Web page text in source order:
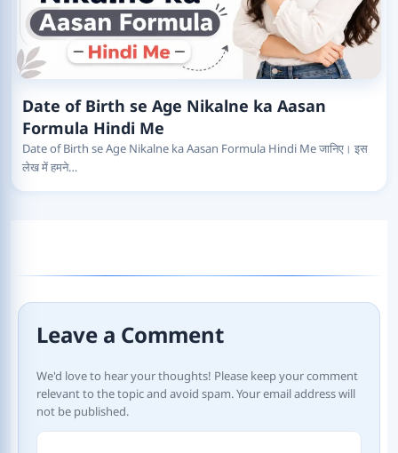
Date of Birth se Age Nikalne ka Aasan
Formula Hindi Me
Date of Birth se Age Nikalne ka Aasan Formula Hindi Me जानिए। इस
लेख में हमने…
Leave a Comment
We'd love to hear your thoughts! Please keep your comment
relevant to the topic and avoid spam. Your email address will
not be published.
Comment